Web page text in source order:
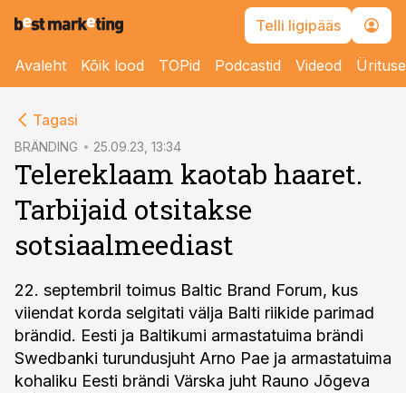
Telli ligipääs
Avaleht Kõik lood TOPid Podcastid Videod
Tagasi
BRÄNDING 25.09.23, 13:34
Telereklaam kaotab haaret.
Tarbijaid otsitakse
sotsiaalmeediast
22. septembril toimus Baltic Brand Forum, kus
viiendat korda selgitati välja Balti riikide parimad
brändid. Eesti ja Baltikumi armastatuima brändi
Swedbanki turundusjuht Arno Pae ja armastatuima
kohaliku Eesti brändi Värska juht Rauno Jõgeva